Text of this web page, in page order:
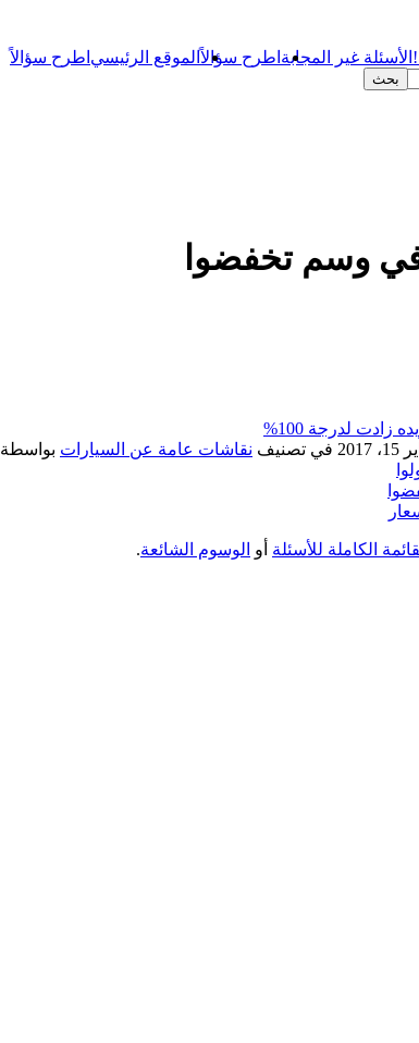
الأسئلة غير المجابة اطرح سؤالاًالموقع الرئيسي اطرح سؤالاً
في وسم تخفضوا
زادت لدرجة 100%
في تصنيف نقاشات عامة عن السيارات بواسطة
الكاملة للأسئلة أو الوسوم الشائعة.